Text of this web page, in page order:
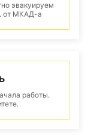
эвакуируем
от МКАД-а
работы.